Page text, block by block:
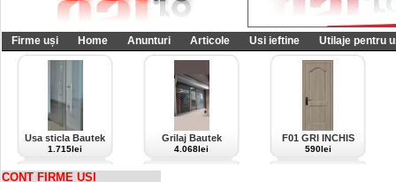
Firme uși Home Anunturi Articole Usi ieftine Utilaje pentru
Usa sticla Bautek
1.715lei
Grilaj Bautek
4.068lei
F01 GRI INCHIS
590lei
CONT FIRME USI